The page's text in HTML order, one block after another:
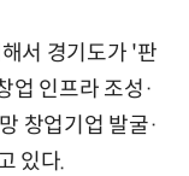
서 경기도가 '판
업 인프라 조성·
창업기업 발굴·
있다.